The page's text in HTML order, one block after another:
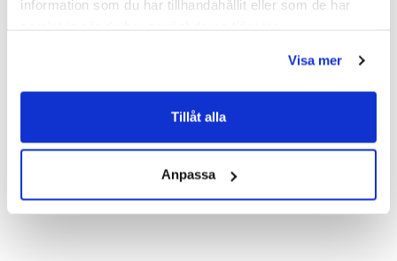
information som du har tillhandahållit eller som de har
Visa mer
Tillåt alla
Anpassa
Macro Design Duschkabin
(81x81/Klarglas/Vit)
29 585 kr/st
Macro Design Duschkabin
(91x91/Klarglas/Vit)
29 585 kr/st